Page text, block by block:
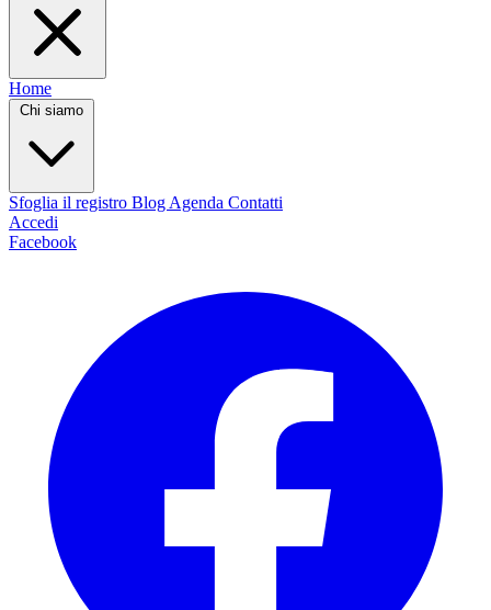
Home
Chi siamo
Sfoglia il registro Blog Agenda Contatti
Accedi
Facebook